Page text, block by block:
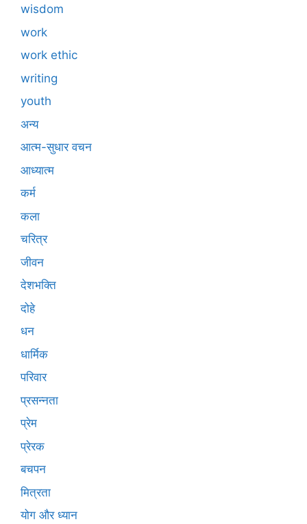
wisdom
work
work ethic
writing
youth
अन्य
आत्म-सुधार वचन
आध्यात्म
कर्म
कला
चरित्र
जीवन
देशभक्ति
दोहे
धन
धार्मिक
परिवार
प्रसन्नता
प्रेम
प्रेरक
बचपन
मित्रता
योग और ध्यान